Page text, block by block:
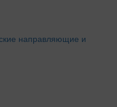
направляющие и